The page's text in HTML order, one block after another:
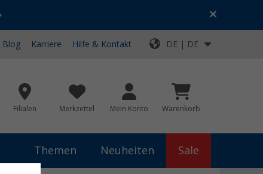
Top-Deals für dein Abenteuer!
Blog Karriere Hilfe & Kontakt DE | DE
Filialen Merkzettel Mein Konto Warenkorb
Themen Neuheiten Sale